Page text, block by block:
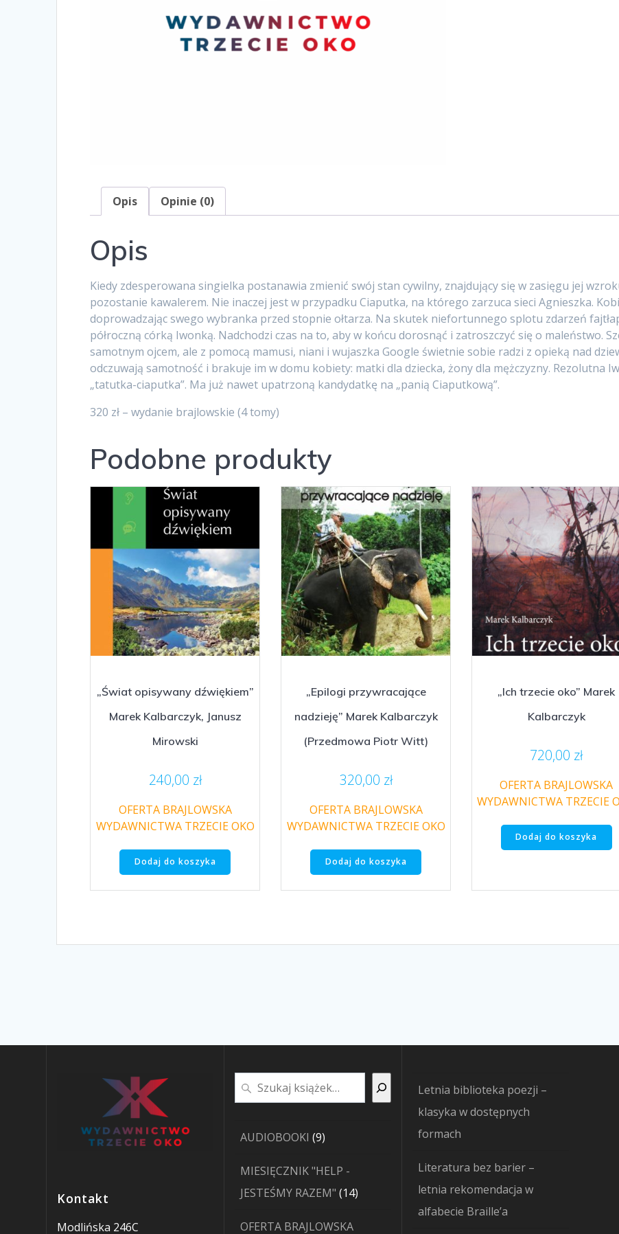
Opis Opinie (0)
Opis
Kiedy zdesperowana singielka postanawia zmienić swój stan cywilny, znajdujący się w zasięgu jej
pozostanie kawalerem. Nie inaczej jest w przypadku Ciaputka, na którego zarzuca sieci Agnieszka.
doprowadzając swego wybranka przed stopnie ołtarza. Na skutek niefortunnego splotu zdarzeń
półroczną córką Iwonką. Nadchodzi czas na to, aby w końcu dorosnąć i zatroszczyć się o maleństwo.
samotnym ojcem, ale z pomocą mamusi, niani i wujaszka Google świetnie sobie radzi z opieką nad
odczuwają samotność i brakuje im w domu kobiety: matki dla dziecka, żony dla mężczyzny. Rezolutna
„tatutka-ciaputka”. Ma już nawet upatrzoną kandydatkę na „panią Ciaputkową”.
320 zł – wydanie brajlowskie (4 tomy)
Podobne produkty
„Świat opisywany dźwiękiem”
Marek Kalbarczyk, Janusz
Mirowski
240,00 zł
OFERTA BRAJLOWSKA
WYDAWNICTWA TRZECIE OKO
Dodaj do koszyka
„Epilogi przywracające
nadzieję” Marek Kalbarczyk
(Przedmowa Piotr Witt)
320,00 zł
OFERTA BRAJLOWSKA
WYDAWNICTWA TRZECIE OKO
Dodaj do koszyka
„Ich trzecie oko” Marek
Kalbarczyk
720,00 zł
OFERTA BRAJLOWSKA
WYDAWNICTWA TRZECIE
Dodaj do koszyka
Kontakt
Modlińska 246C
Szukaj
AUDIOBOOKI 99
MIESIĘCZNIK "HELP -
JESTEŚMY RAZEM" 1414
OFERTA BRAJLOWSKA
Letnia biblioteka poezji –
klasyka w dostępnych
formach
Literatura bez barier –
letnia rekomendacja w
alfabecie Braille’a